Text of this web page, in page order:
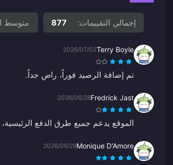
إجمالي التقييمات: 877 متوسط
Terry Boyle
2026/07/02
تم إضافة الرصيد فوراً، راضٍ جداً.
Fredrick Jast
2026/06/28
الموقع يدعم جميع طرق الدفع
Monique D'Amore
2026/06/29